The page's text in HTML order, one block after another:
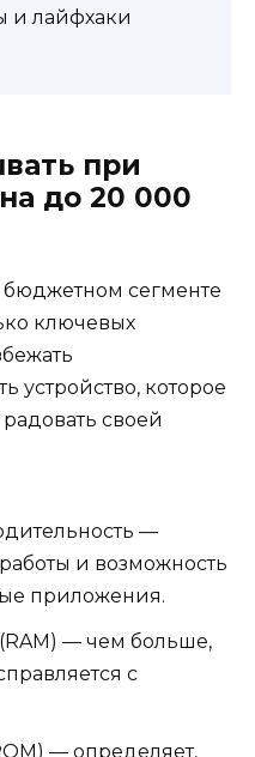
и лайфхаки
при
до 20 000
сегменте
ключевых
устройство, которое
своей
—
и возможность
приложения.
— чем больше,
с
— определяет,